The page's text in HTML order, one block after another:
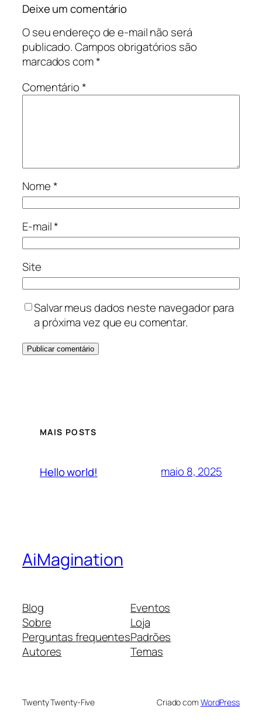
Deixe um comentário
O seu endereço de e-mail não será
publicado.Campos obrigatórios são
marcados com*
Comentário*
Nome*
E-mail*
Site
Salvar meus dados neste navegador para
a próxima vez que eu comentar.
MAIS POSTS
Hello world! maio 8, 2025
AiMagination
Blog
Sobre
Perguntas frequentes
Autores
Eventos
Loja
Padrões
Temas
Twenty Twenty-Five Criado com WordPress